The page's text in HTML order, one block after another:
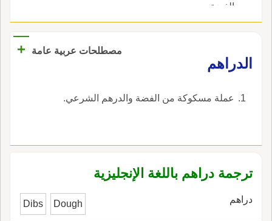
الفضة.
مصطلحات عربية عامة
+
الدراهم
عملة مسكوكة من الفضة والدرهم الشرعي.
ترجمة دراهم باللغة الإنجليزية
دراهم Dibs Dough